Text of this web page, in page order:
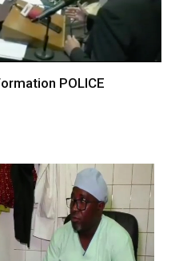
POLICE